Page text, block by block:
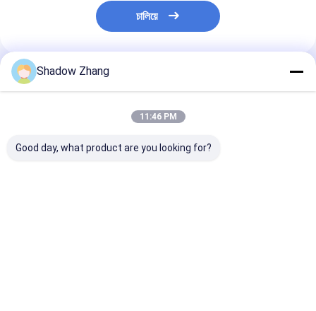
চালিয়ে
প্রস্তাবিত পণ্য
Shadow Zhang
11:46 PM
Good day, what product are you looking for?